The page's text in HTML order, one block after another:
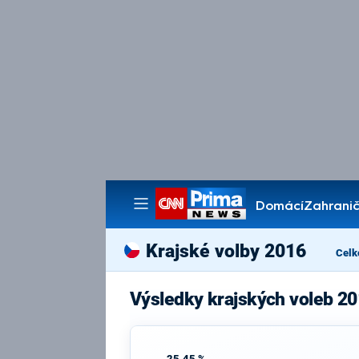
Domácí
Pořady
Krajské volby 2016
Výsledky krajských voleb